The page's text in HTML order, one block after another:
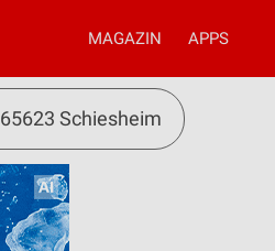
MAGAZIN APPS
65623 Schiesheim